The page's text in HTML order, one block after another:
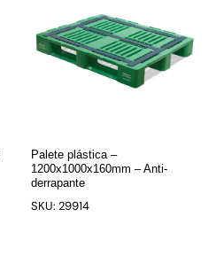
Palete plástica –
1200x1000x160mm – Anti-
derrapante
SKU: 29914